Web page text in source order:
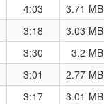
4:03
3.71 MB
3:18
3.03 MB
3:30
3.2 MB
3:01
2.77 MB
3:17
3.01 MB